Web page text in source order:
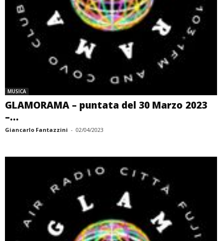
MUSICA
GLAMORAMA – puntata del 30 Marzo 2023
–...
Giancarlo Fantazzini - 02/04/2023